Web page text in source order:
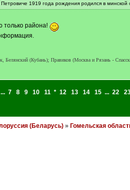
1919 года рождения родился в минской
только района!
Белянский (Кубань); Правиков (Москва и Рязань -
... 7 8 9 10 11 * 12 13 14 15 ... 22
(Беларусь)» Гомельская